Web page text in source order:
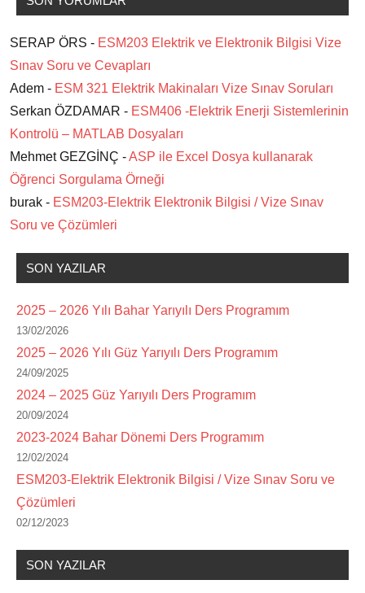
SERAP ÖRS - ESM203 Elektrik ve Elektronik Bilgisi Vize
Sınav Soru ve Cevapları
Adem - ESM 321 Elektrik Makinaları Vize Sınav Soruları
Serkan ÖZDAMAR - ESM406 -Elektrik Enerji Sistemlerinin
Kontrolü – MATLAB Dosyaları
Mehmet GEZGİNÇ -ASP ile Excel Dosya kullanarak
Öğrenci Sorgulama Örneği
burak - ESM203-Elektrik Elektronik Bilgisi / Vize Sınav
Soru ve Çözümleri
SON YAZILAR
2025 – 2026 Yılı Bahar Yarıyılı Ders Programım
13/02/2026
2025 – 2026 Yılı Güz Yarıyılı Ders Programım
24/09/2025
2024 – 2025 Güz Yarıyılı Ders Programım
20/09/2024
2023-2024 Bahar Dönemi Ders Programım
12/02/2024
ESM203-Elektrik Elektronik Bilgisi / Vize Sınav Soru ve
Çözümleri
02/12/2023
SON YAZILAR